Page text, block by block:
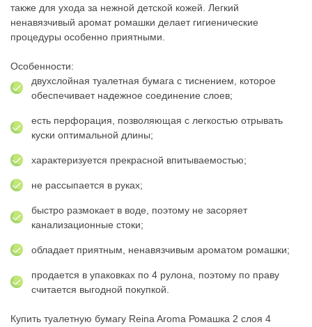
также для ухода за нежной детской кожей. Легкий
ненавязчивый аромат ромашки делает гигиенические
процедуры особенно приятными.
Особенности:
двухслойная туалетная бумага с тиснением, которое
обеспечивает надежное соединение слоев;
есть перфорация, позволяющая с легкостью отрывать
куски оптимальной длины;
характеризуется прекрасной впитываемостью;
не рассыпается в руках;
быстро размокает в воде, поэтому не засоряет
канализационные стоки;
обладает приятным, ненавязчивым ароматом ромашки;
продается в упаковках по 4 рулона, поэтому по праву
считается выгодной покупкой.
Купить туалетную бумагу Reina Aroma Ромашка 2 слоя 4